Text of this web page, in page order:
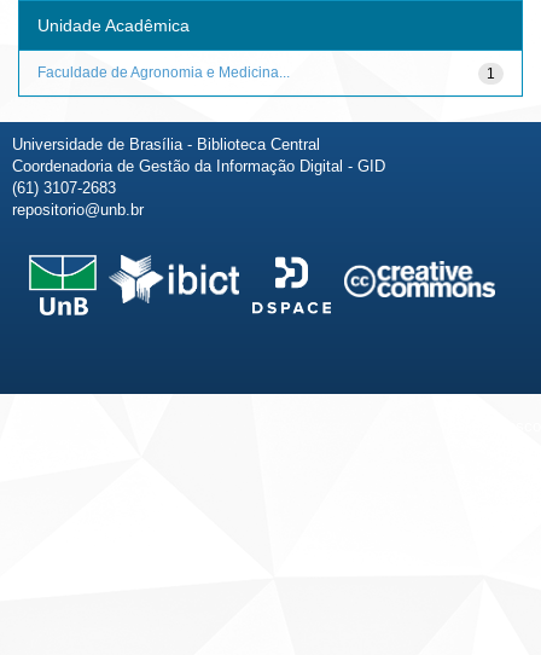
Unidade Acadêmica
1
Faculdade de Agronomia e Medicina...
Universidade de Brasília - Biblioteca Central
Coordenadoria de Gestão da Informação Digital - GID
(61) 3107-2683
repositorio@unb.br